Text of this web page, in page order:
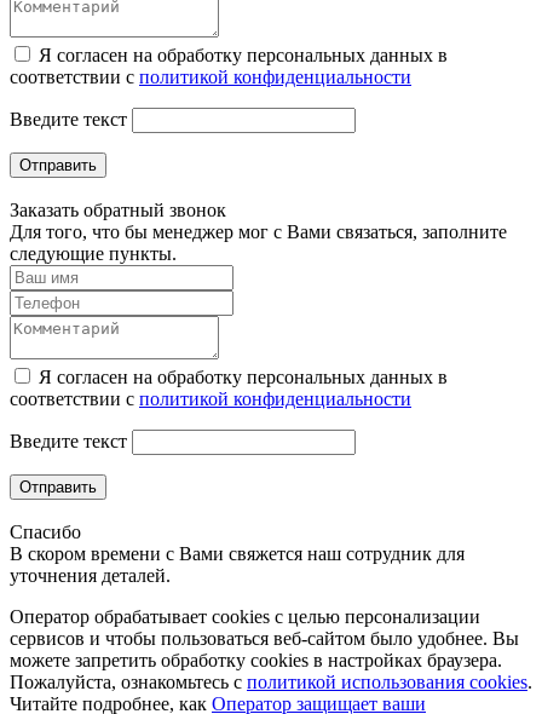
Я согласен на обработку персональных данных в
соответствии с политикой конфиденциальности
Введите текст
Отправить
Заказать обратный звонок
Для того, что бы менеджер мог с Вами связаться, заполните
следующие пункты.
Я согласен на обработку персональных данных в
соответствии с политикой конфиденциальности
Введите текст
Отправить
Спасибо
В скором времени с Вами свяжется наш сотрудник для
уточнения деталей.
Оператор обрабатывает cookies с целью персонализации
сервисов и чтобы пользоваться веб-сайтом было удобнее. Вы
можете запретить обработку сookies в настройках браузера.
Пожалуйста, ознакомьтесь с политикой использования cookies.
Читайте подробнее, как Оператор защищает ваши